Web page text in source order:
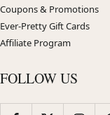
Coupons & Promotions
Ever-Pretty Gift Cards
Affiliate Program
FOLLOW US